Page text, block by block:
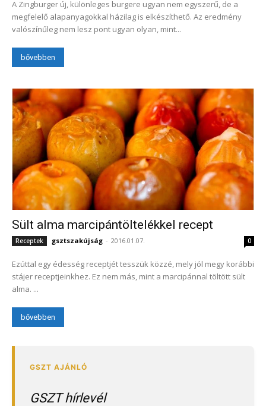
A Zingburger új, különleges burgere ugyan nem egyszerű, de a
megfelelő alapanyagokkal házilag is elkészíthető. Az eredmény
valószínűleg nem lesz pont ugyan olyan, mint...
bővebben
Sült alma marcipántöltelékkel recept
Receptek gsztszakújság - 2016.01.07. 0
Ezúttal egy édesség receptjét tesszük közzé, mely jól megy korábbi
stájer receptjeinkhez. Ez nem más, mint a marcipánnal töltött sült
alma. ...
bővebben
GSZT hírlevél